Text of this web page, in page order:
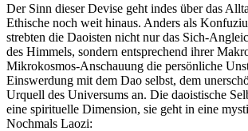
Der Sinn dieser Devise geht indes über das
Ethische noch weit hinaus. Anders als
strebten die Daoisten nicht nur das Sich-
des Himmels, sondern entsprechend ihrer
Mikrokosmos-Anschauung die persönliche
Einswerdung mit dem Dao selbst, dem
Urquell des Universums an. Die daoistische
eine spirituelle Dimension, sie geht in eine
Nochmals Laozi: